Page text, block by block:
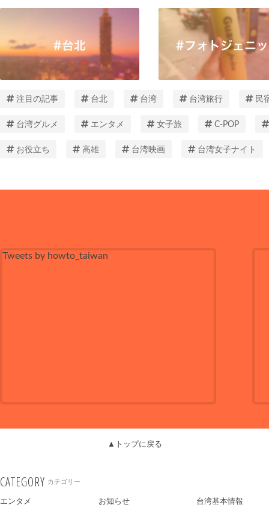
注目の記事 台北 台湾 台湾旅行 民
台湾グルメ エンタメ 女子旅 C-POP
お役立ち 高雄 台湾映画 台湾女子ナイト
Tweets by howto_taiwan
▲トップに戻る
CATEGORY カテゴリー
エンタメ お知らせ 台湾基本情報